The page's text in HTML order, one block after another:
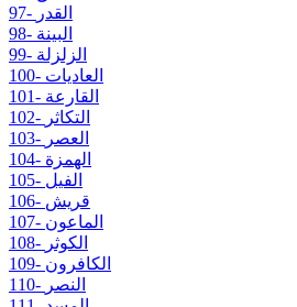
97- القدر
98- البينة
99- الزلزلة
100- العاديات
101- القارعة
102- التكاثر
103- العصر
104- الهمزة
105- الفيل
106- قريش
107- الماعون
108- الكوثر
109- الكافرون
110- النصر